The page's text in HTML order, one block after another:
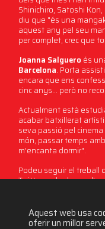
Shinichiro, Satoshi
diu que "és una
aquest any pel seu
per complet, crec que
Joanna Salguero és
Barcelona. Porta
encara que ens
cinc anys... però no
Actualment està
acabar batxillerat
seva passió pel
món, passar temps
m'encanta dormir".
Podeu seguir el treball
Twitter amb el nom
5687 visites
Aquest web usa
oferir un millor